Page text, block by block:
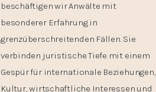
beschäftigen wir Anwälte mit
besonderer Erfahrung in
grenzüberschreitenden Fällen. Sie
verbinden juristische Tiefe mit einem
Gespür für internationale Beziehungen,
Kultur, wirtschaftliche Interessen und